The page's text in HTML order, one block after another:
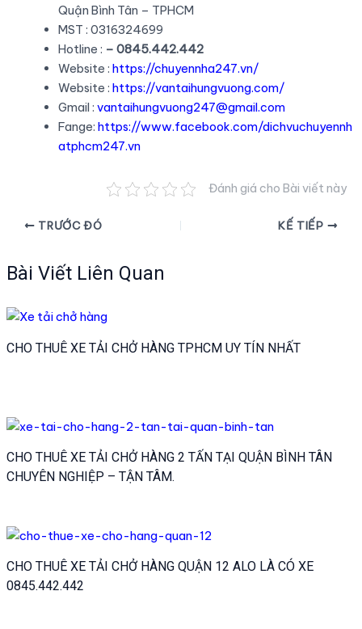
Quận Bình Tân – TPHCM
MST : 0316324699
Hotline : – 0845.442.442
Website : https://chuyennha247.vn/
Website : https://vantaihungvuong.com/
Gmail : vantaihungvuong247@gmail.com
Fange: https://www.facebook.com/dichvuchuyennh
atphcm247.vn
Đánh giá cho Bài viết này
Điều
bài
viết
TRƯỚC ĐÓ KẾ TIẾP
Bài Viết Liên Quan
CHO THUÊ XE TẢI CHỞ HÀNG TPHCM UY TÍN NHẤT
CHO THUÊ XE TẢI CHỞ HÀNG 2 TẤN TẠI QUẬN BÌNH TÂN
CHUYÊN NGHIỆP – TẬN TÂM.
CHO THUÊ XE TẢI CHỞ HÀNG QUẬN 12 ALO LÀ CÓ XE
0845.442.442